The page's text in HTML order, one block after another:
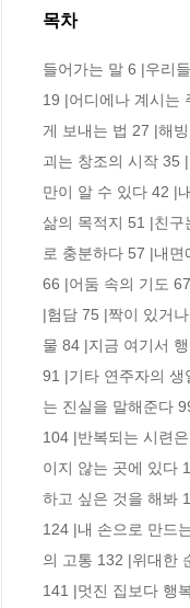
목차
들어가는 말 6 |우리
19 |어디에나 계시는
게 보내는 법 27 |해
괴는 창조의 시작 35
만이 알 수 있다 42 |
삶의 목적지 51 |친
로 충분하다 57 |내
66 |어둠 속의 기도
|험담 75 |짝이 있거
물 84 |지금 여기서
91 |기타 연주자의
는 진실을 말해준다
104 |반복되는 시련
이지 않는 곳에 있다
하고 싶은 것을 해봐
124 |내 손으로 만드
의 고통 132 |위대한
141 |멋진 집보다 행